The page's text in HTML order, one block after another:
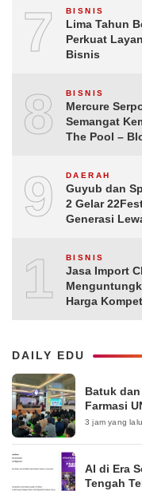
7 BISNIS
Lima Tahun
Perkuat
Bisnis
8 BISNIS
Mercure
Semangat
The Pool –
9 DAERAH
Guyub dan
2 Gelar
Generasi
10BISNIS
Jasa Import
Harga
DAILY EDU
Batuk
Farmasi
3 jam yang lalu
AI di Era
Tengah